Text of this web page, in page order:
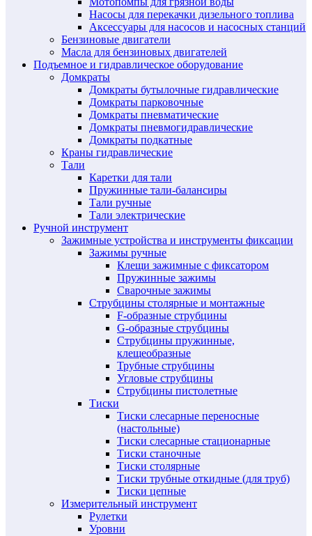
Насосы для перекачки дизельного топлива
Аксессуары для насосов и насосных станций
Бензиновые двигатели
Масла для бензиновых двигателей
Подъемное и гидравлическое оборудование
Домкраты
Домкраты бутылочные гидравлические
Домкраты парковочные
Домкраты пневматические
Домкраты пневмогидравлические
Домкраты подкатные
Краны гидравлические
Тали
Каретки для тали
Пружинные тали-балансиры
Тали ручные
Тали электрические
Ручной инструмент
Зажимные устройства и инструменты фиксации
Зажимы ручные
Клещи зажимные с фиксатором
Пружинные зажимы
Сварочные зажимы
Струбцины столярные и монтажные
F-образные струбцины
G-образные струбцины
Струбцины пружинные,
клещеобразные
Трубные струбцины
Угловые струбцины
Струбцины пистолетные
Тиски
Тиски слесарные переносные
(настольные)
Тиски слесарные стационарные
Тиски станочные
Тиски столярные
Тиски трубные откидные (для труб)
Тиски цепные
Измерительный инструмент
Рулетки
Уровни